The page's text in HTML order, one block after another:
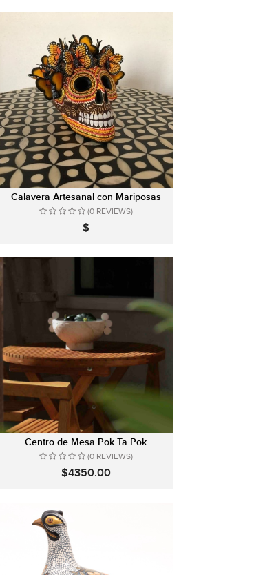
Calavera Artesanal con Mariposas
(0 REVIEWS)
$
Centro de Mesa Pok Ta Pok
(0 REVIEWS)
$4350.00